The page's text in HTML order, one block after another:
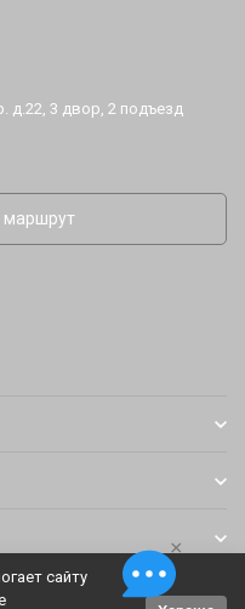
д.22, 3 двор, 2 подъезд
маршрут
сайту
×